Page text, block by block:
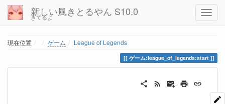
新しい風きとるやん S10.0
きてるよ
現在位置 Home
ゲーム League of Legends
ゲーム:league_of_legends:start